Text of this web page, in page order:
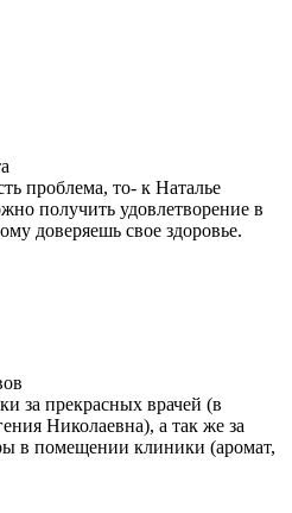
проблема, то- к Наталье
получить удовлетворение в
доверяешь свое здоровье.
за прекрасных врачей (в
Николаевна), а так же за
в помещении клиники (аромат,